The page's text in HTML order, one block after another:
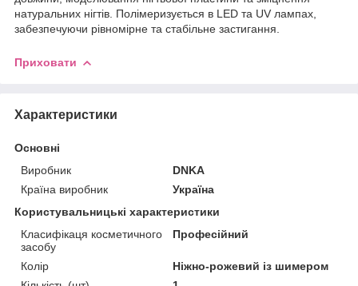
натуральних нігтів. Полімеризується в LED та UV лампах,
забезпечуючи рівномірне та стабільне застигання.
Приховати
Характеристики
Основні
Виробник
DNKA
Країна виробник
Україна
Користувальницькі характеристики
Класифікаця косметичного
засобу
Професійний
Колір
Ніжно-рожевий із шимером